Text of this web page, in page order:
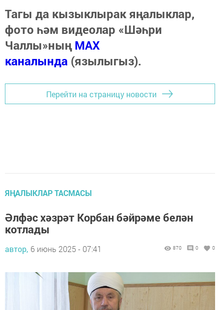
Тагы да кызыклырак яңалыклар,
фото һәм видеолар «Шәһри
Чаллы»ныңMAX
каналында (язылыгыз).
Перейти на страницу новости
ЯҢАЛЫКЛАР ТАСМАСЫ
Әлфәс хәзрәт Корбан бәйрәме белән
котлады
автор, 6 июнь 2025 - 07:41 870 0 0